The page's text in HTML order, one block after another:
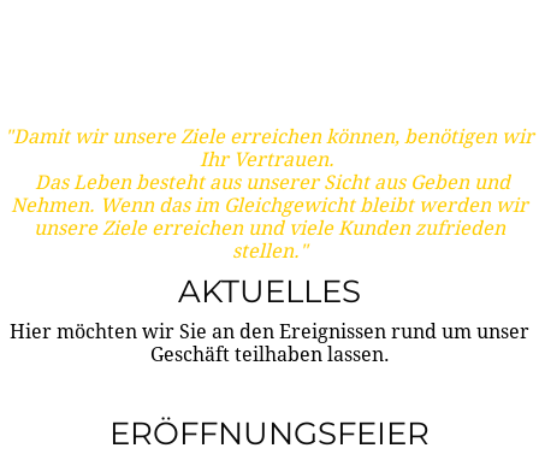
"Damit wir unsere Ziele erreichen können, benötigen wir
Ihr Vertrauen.
Das Leben besteht aus unserer Sicht aus Geben und
Nehmen. Wenn das im Gleichgewicht bleibt werden wir
unsere Ziele erreichen und viele Kunden zufrieden
stellen."
AKTUELLES
Hier möchten wir Sie an den Ereignissen rund um unser
Geschäft teilhaben lassen.
ERÖFFNUNGSFEIER